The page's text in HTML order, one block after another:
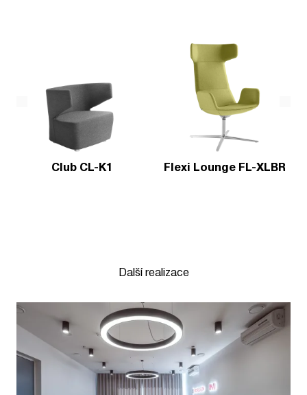
Club CL-K1 Flexi Lounge FL-XLBR
Další realizace